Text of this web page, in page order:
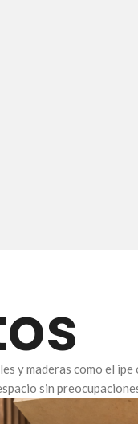
y maderas como el ipe
sin